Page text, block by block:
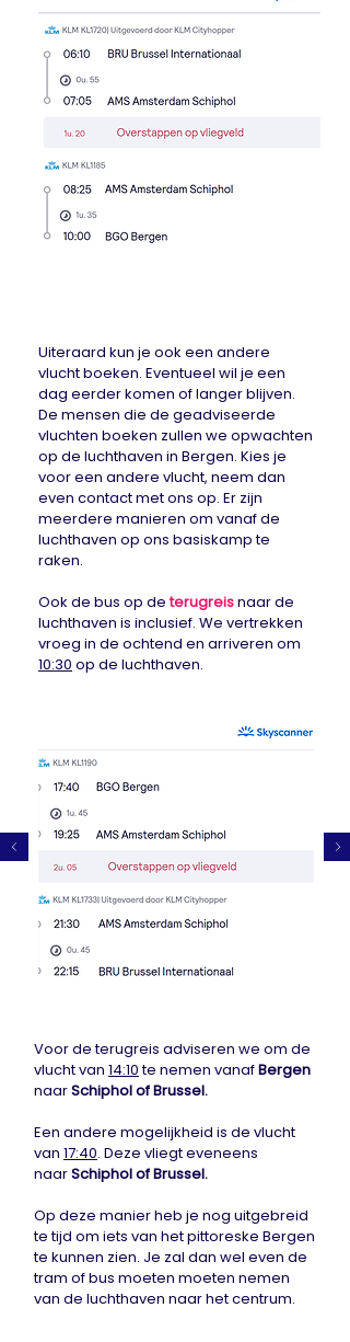
Uiteraard kun je ook een andere
vlucht boeken. Eventueel wil je een
dag eerder komen of langer blijven.
De mensen die de geadviseerde
vluchten boeken zullen we opwachten
op de luchthaven in Bergen. Kies je
voor een andere vlucht, neem dan
even contact met ons op. Er zijn
meerdere manieren om vanaf de
luchthaven op ons basiskamp te
raken.
Ook de bus op deterugreisnaar de
luchthaven is inclusief. We vertrekken
vroeg in de ochtend en arriveren om
10:30 op de luchthaven.
Voor de terugreis adviseren we om de
vlucht van 14:10te nemen vanafBergen
naarSchiphol of Brussel.
Een andere mogelijkheid is de vlucht
van 17:40. Deze vliegt eveneens
naarSchiphol of Brussel.
Op deze manier heb je nog uitgebreid
te tijd om iets van het pittoreske Bergen
te kunnen zien. Je zal dan wel even de
tram of bus moeten moeten nemen
van de luchthaven naar het centrum.